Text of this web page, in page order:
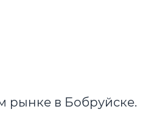
рынке в Бобруйске.